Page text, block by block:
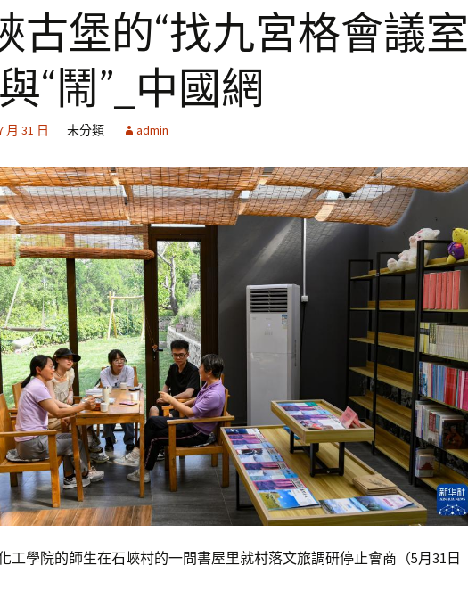
古堡的“找九宮格會議室
“鬧”_中國網
月 31 日 未分類 admin
工學院的師生在石峽村的一間書屋里就村落文旅調研停止會商（5月31日